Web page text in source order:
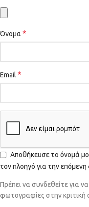
Όνομα *
Email *
Αποθήκευσε το όνομά
τον πλοηγό για την
Πρέπει να συνδεθείτε για
φωτογραφίες στην κριτική